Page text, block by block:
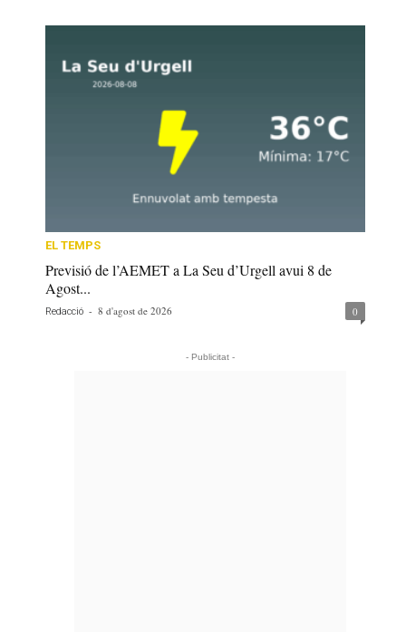
EL TEMPS
Previsió de l’AEMET a La Seu d’Urgell avui 8 de
Agost...
Redacció - 8 d'agost de 2026 0
- Publicitat -